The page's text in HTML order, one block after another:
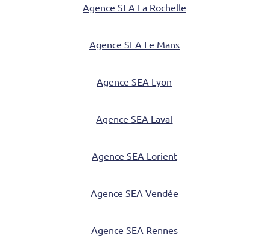
Agence SEA La Rochelle
Agence SEA Le Mans
Agence SEA Lyon
Agence SEA Laval
Agence SEA Lorient
Agence SEA Vendée
Agence SEA Rennes